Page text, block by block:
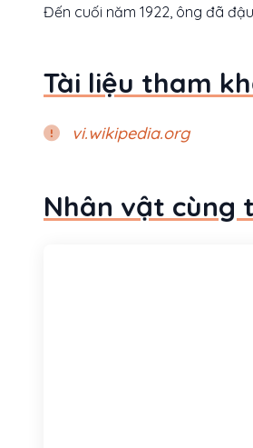
Đến cuối năm 1922, ông đã
Tài liệu tham
vi.wikipedia.org
Nhân vật cùng